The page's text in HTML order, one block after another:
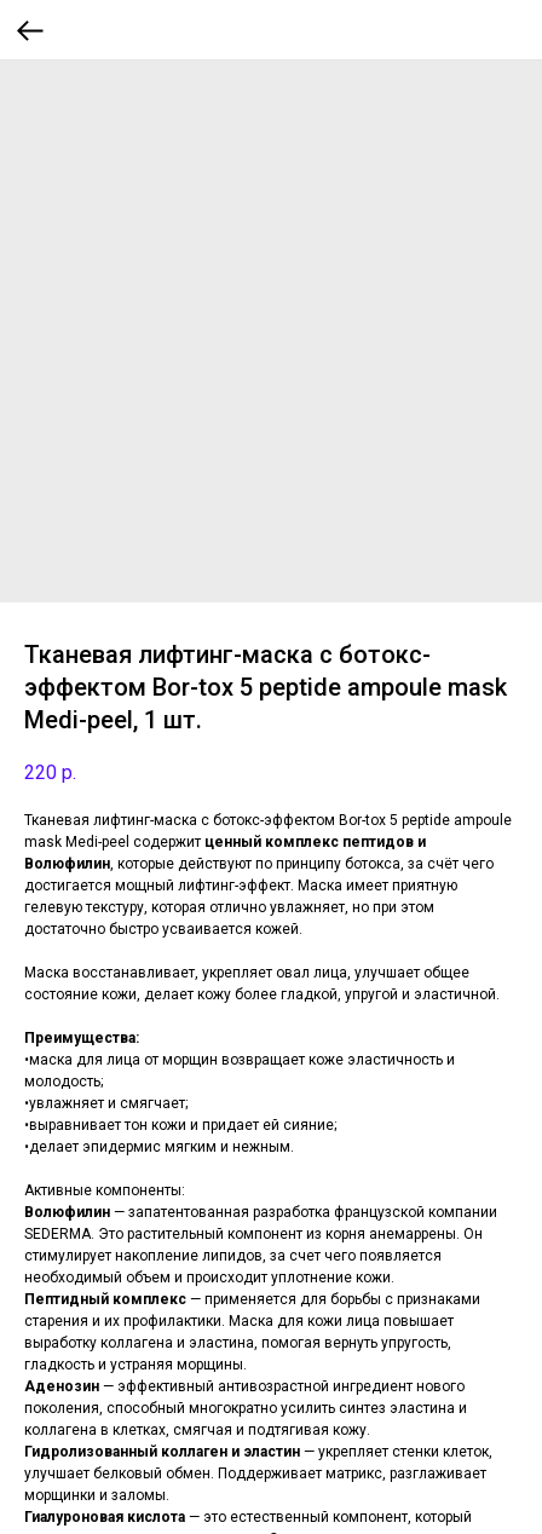
Тканевая лифтинг-маска с ботокс-
эффектом Bor-tox 5 peptide ampoule mask
Medi-peel, 1 шт.
220 р.
Тканевая лифтинг-маска с ботокс-эффектом Bor-tox 5 peptide ampoule
mask Medi-peel содержит ценный комплекс пептидов и
Волюфилин, которые действуют по принципу ботокса, за счёт чего
достигается мощный лифтинг-эффект. Маска имеет приятную
гелевую текстуру, которая отлично увлажняет, но при этом
достаточно быстро усваивается кожей.
Маска восстанавливает, укрепляет овал лица, улучшает общее
состояние кожи, делает кожу более гладкой, упругой и эластичной.
Преимущества:
•маска для лица от морщин возвращает коже эластичность и
молодость;
•увлажняет и смягчает;
•выравнивает тон кожи и придает ей сияние;
•делает эпидермис мягким и нежным.
Активные компоненты:
Волюфилин — запатентованная разработка французской компании
SEDERMA. Это растительный компонент из корня анемаррены. Он
стимулирует накопление липидов, за счет чего появляется
необходимый объем и происходит уплотнение кожи.
Пептидный комплекс — применяется для борьбы с признаками
старения и их профилактики. Маска для кожи лица повышает
выработку коллагена и эластина, помогая вернуть упругость,
гладкость и устраняя морщины.
Аденозин — эффективный антивозрастной ингредиент нового
поколения, способный многократно усилить синтез эластина и
коллагена в клетках, смягчая и подтягивая кожу.
Гидролизованный коллаген и эластин — укрепляет стенки клеток,
улучшает белковый обмен. Поддерживает матрикс, разглаживает
морщинки и заломы.
Гиалуроновая кислота — это естественный компонент, который